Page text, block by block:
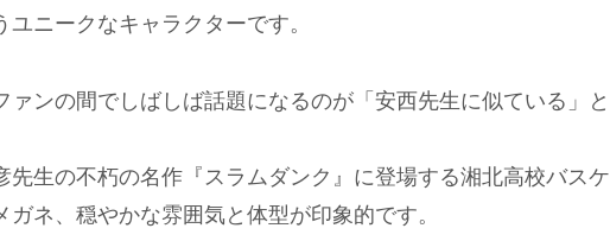
ニークなキャラクターです。
ァンの間でしばしば話題になるのが「安西先生に似ている」と
先生の不朽の名作『スラムダンク』に登場する湘北高校バスケ
ネ、穏やかな雰囲気と体型が印象的です。